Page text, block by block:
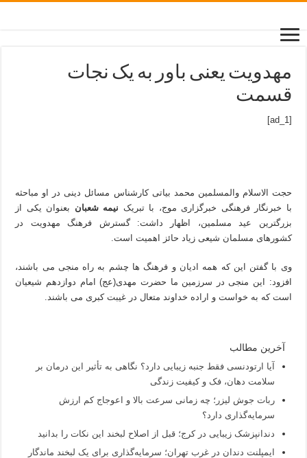
مهدویت یعنی باور به یک نجات
قسمت
[ad_1]
حجت الاسلام والمسلمین محمد بیاتی کارشناس مسائل دینی در او مباحثه
با خبرنگار فرهنگی خبرگزاری موج، با تبریک نیمه شعبان بعنوان یکی از
بزرگترین عید مسلمین، اظهار داشت: گسترش فرهنگ مهدویت در
کشورهای مسلمان شیعی زیاد حائز اهمیت است.
وی با گفتن این که همه ادیان و فرهنگ ها چشم به راه منجی می باشند،
افزود: این منجی در سرزمین ما حضرت مهدی(عج) امام دوازدهم شیعیان
است که به خواست و اراده خداوند متعال در غیبت کبری می باشند.
آخرین مطالب
آیا ارتودنسی فقط جنبه زیبایی دارد؟ نگاهی به تأثیر این درمان بر
سلامت دهان، فک و کیفیت زندگی
ربات جوش لیزر؛ چه زمانی سرعت بالا و اعوجاج کم ارزش
سرمایه‌گذاری دارد؟
دندانپزشک زیبایی در کرج؛ قبل از اصلاح لبخند این نکات را بدانید
ایمپلنت دندان در غرب تهران؛ سرمایه‌گذاری برای یک لبخند ماندگار